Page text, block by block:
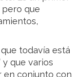
que
todavía está
y que varios
en conjunto con